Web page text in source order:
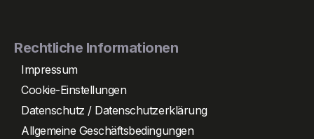
Rechtliche Informationen
Impressum
Cookie-Einstellungen
Datenschutz / Datenschutzerklärung
Allgemeine Geschäftsbedingungen